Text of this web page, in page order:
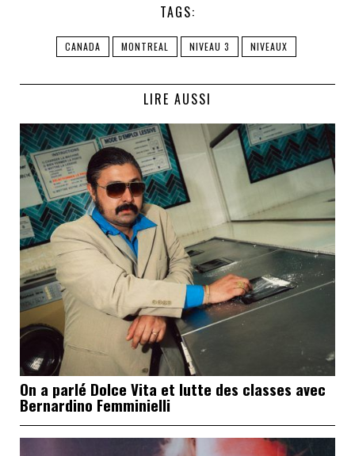
TAGS:
CANADA MONTREAL NIVEAU 3 NIVEAUX
LIRE AUSSI
On a parlé Dolce Vita et lutte des classes avec
Bernardino Femminielli